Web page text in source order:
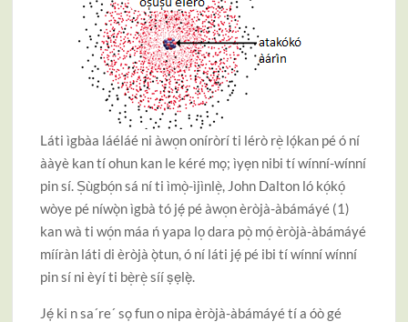
Láti ìgbàa láéláé ni àwo̩n oníròrí ti lérò rè̩ lọ́kan pé ó ní
ààyè kan tí ohun kan le kéré mọ; ìyẹn nibi tí wínní-wínní
pin sí. S̩ùgbó̩n sá ní ti ìmò̩-ìjìnlè̩, John Dalton ló kó̩kó̩
wòye pé níwọ̀n ìgbà tó jẹ́ pé àwo̩n èròjà-àbámáyé (1)
kan wà ti wó̩n máa ń yapa lo̩ dara pò̩ mó̩ èròjà-àbámáyé
mííràn láti di èròjà ọ̀tun, ó ní láti jẹ́ pé ibi tí wínní wínní
pin sí ni èyí ti bè̩rè̩ síí ṣẹlẹ̀.
Jẹ́ ki n sa´re´ sọ fun o nipa èròjà-àbámáyé tí a óò gé